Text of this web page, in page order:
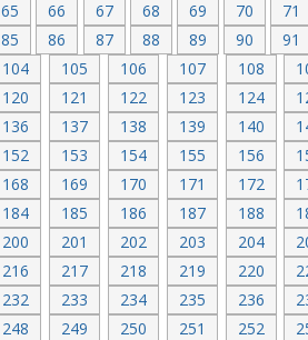
65 66 67 68 69 70 71
85 86 87 88 89 90 91
104 105 106 107 108
120 121 122 123 124
136 137 138 139 140
152 153 154 155 156
168 169 170 171 172
184 185 186 187 188
200 201 202 203 204
216 217 218 219 220
232 233 234 235 236
248 249 250 251 252